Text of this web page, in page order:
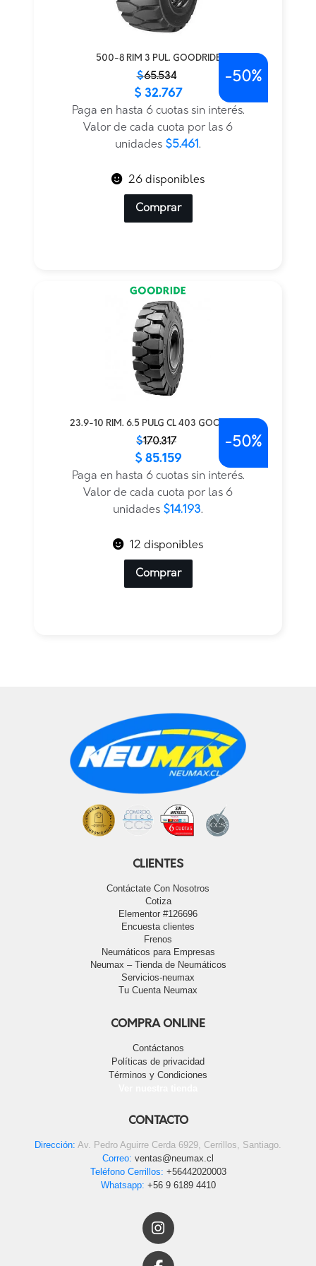
500-8 RIM 3 PUL. GOODRIDE
$65.534
original
actual
$ 32.767
Paga en hasta 6 cuotas sin interés.
Valor de cada cuota por las 6
unidades $5.461.
-50%
26 disponibles
Comprar
23.9-10 RIM. 6.5 PULG CL 403 GOODRIDE
$170.317
original
actual
$ 85.159
Paga en hasta 6 cuotas sin interés.
Valor de cada cuota por las 6
unidades $14.193.
-50%
12 disponibles
Comprar
CLIENTES
Contáctate Con Nosotros
Cotiza
Elementor #126696
Encuesta clientes
Frenos
Neumáticos para Empresas
Neumax – Tienda de Neumáticos
Servicios-neumax
Tu Cuenta Neumax
COMPRA ONLINE
Contáctanos
Políticas de privacidad
Términos y Condiciones
CONTACTO
Dirección: Av. Pedro Aguirre Cerda 6929, Cerrillos, Santiago.
Correo: ventas@neumax.cl
Teléfono Cerrillos: +56442020003
Whatsapp: +56 9 6189 4410